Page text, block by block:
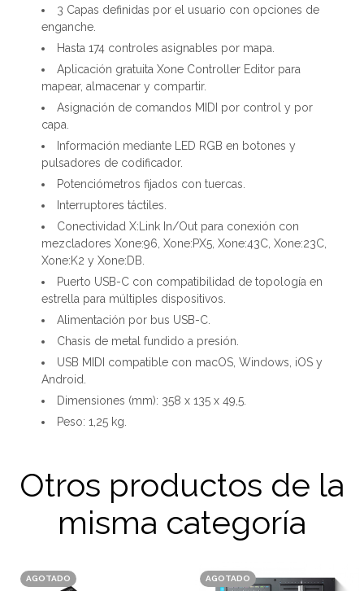
3 Capas definidas por el usuario con opciones de
enganche.
Hasta 174 controles asignables por mapa.
Aplicación gratuita Xone Controller Editor para
mapear, almacenar y compartir.
Asignación de comandos MIDI por control y por
capa.
Información mediante LED RGB en botones y
pulsadores de codificador.
Potenciómetros fijados con tuercas.
Interruptores táctiles.
Conectividad X:Link In/Out para conexión con
mezcladores Xone:96, Xone:PX5, Xone:43C, Xone:23C,
Xone:K2 y Xone:DB.
Puerto USB-C con compatibilidad de topología en
estrella para múltiples dispositivos.
Alimentación por bus USB-C.
Chasis de metal fundido a presión.
USB MIDI compatible con macOS, Windows, iOS y
Android.
Dimensiones (mm): 358 x 135 x 49,5.
Peso: 1,25 kg.
Otros productos de la
misma categoría
AGOTADO AGOTADO